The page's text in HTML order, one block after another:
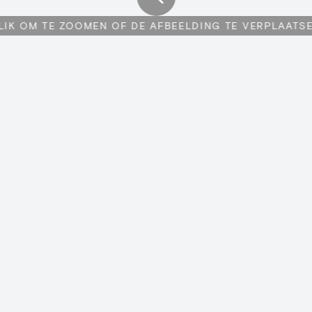
OM TE ZOOMEN OF DE AFBEELDING TE